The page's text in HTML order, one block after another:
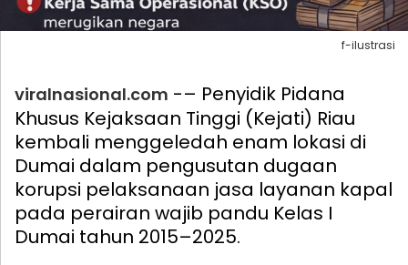
f-ilustrasi
viralnasional.com -– Penyidik Pidana
Khusus Kejaksaan Tinggi (Kejati) Riau
kembali menggeledah enam lokasi di
Dumai dalam pengusutan dugaan
korupsi pelaksanaan jasa layanan kapal
pada perairan wajib pandu Kelas I
Dumai tahun 2015–2025.